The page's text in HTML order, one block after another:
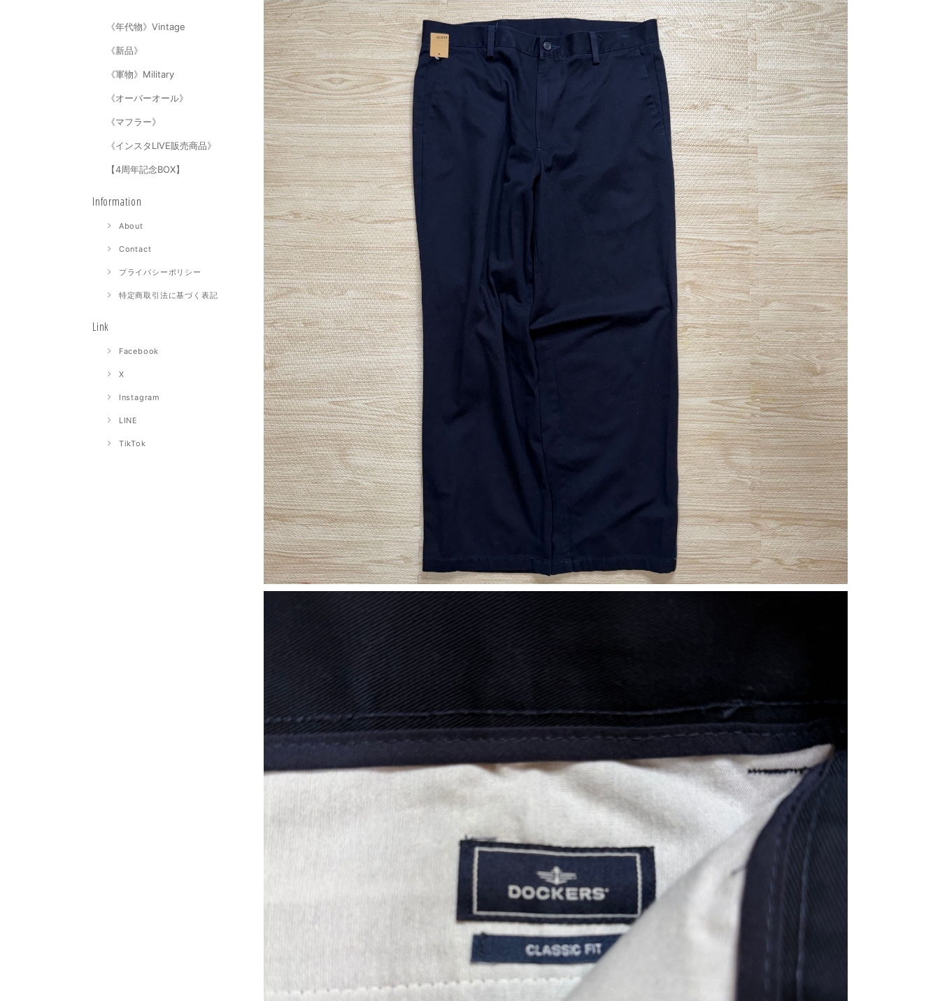
《年代物》Vintage
《新品》
《軍物》Military
《オーバーオール》
《マフラー》
《インスタLIVE販売商品》
【4周年記念BOX】
Information
About
Contact
プライバシーポリシー
特定商取引法に基づく表記
Link
Facebook
X
Instagram
LINE
TikTok